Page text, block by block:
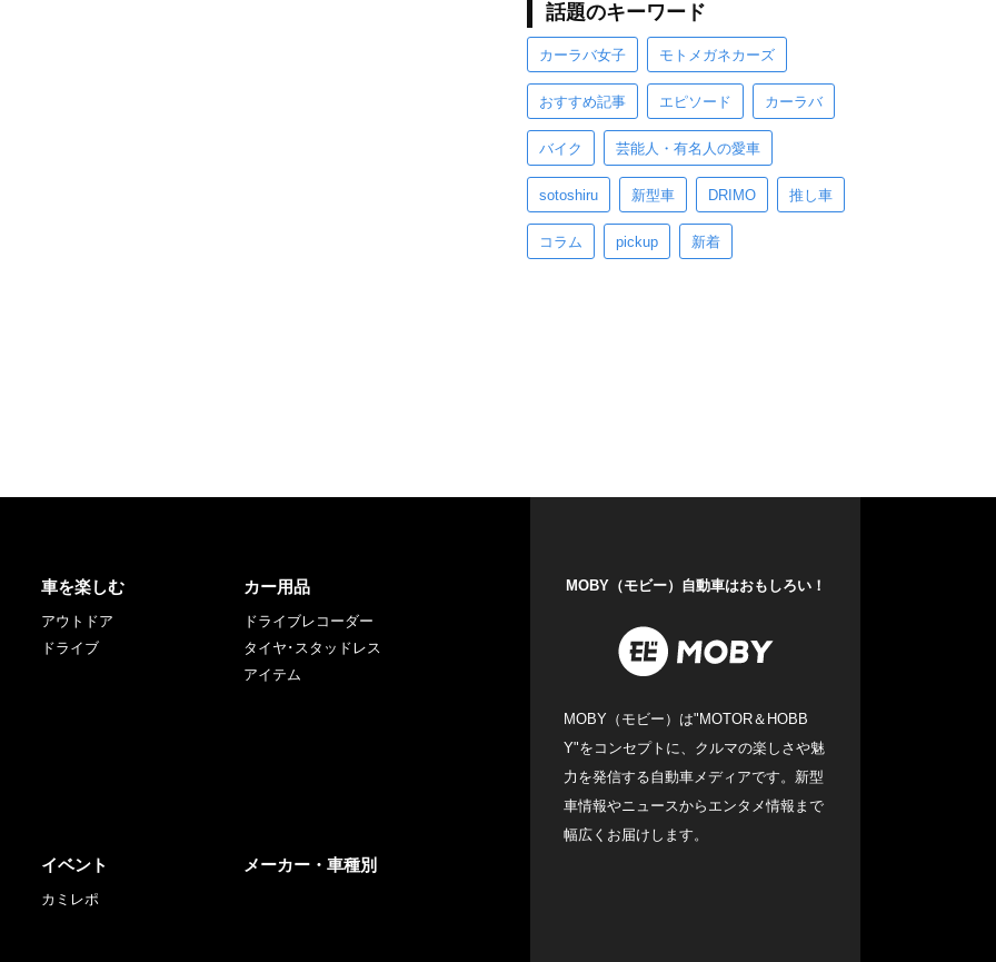
話題のキーワード
カーラバ女子 モトメガネカーズ
おすすめ記事 エピソード カーラバ
バイク 芸能人・有名人の愛車
sotoshiru 新型車 DRIMO 推し車
コラム pickup 新着
車を楽しむ
アウトドア
ドライブ
カー用品
ドライブレコーダー
タイヤ･スタッドレス
アイテム
イベント
カミレポ
メーカー・車種別
MOBY（モビー）自動車はおもしろい！
MOBY（モビー）は"MOTOR＆HOBB
Y"をコンセプトに、クルマの楽しさや魅
力を発信する自動車メディアです。新型
車情報やニュースからエンタメ情報まで
幅広くお届けします。